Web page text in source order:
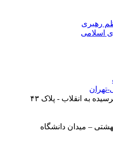
رهبری
اسلامی
به انقلاب - پلاک ۴۳
– میدان دانشگاه